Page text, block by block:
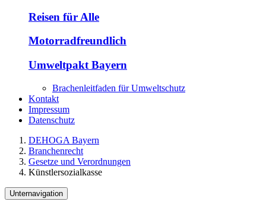
Reisen für Alle
Motorradfreundlich
Umweltpakt Bayern
Brachenleitfaden für Umweltschutz
Kontakt
Impressum
Datenschutz
DEHOGA Bayern
Branchenrecht
Gesetze und Verordnungen
Künstlersozialkasse
Unternavigation